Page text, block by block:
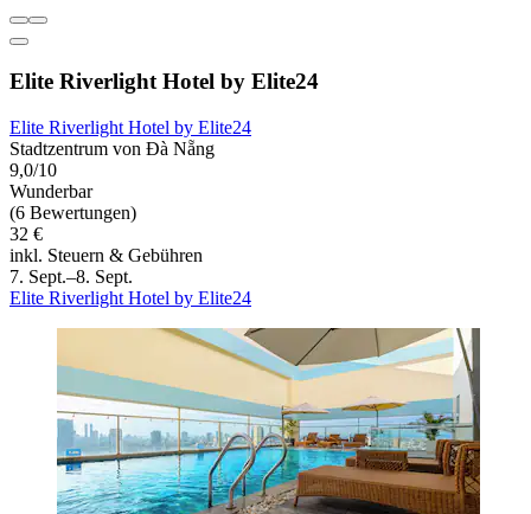
Elite Riverlight Hotel by Elite24
Elite Riverlight Hotel by Elite24
Stadtzentrum von Đà Nẵng
9,0/10
Wunderbar
(6 Bewertungen)
32 €
inkl. Steuern & Gebühren
7. Sept.–8. Sept.
Elite Riverlight Hotel by Elite24